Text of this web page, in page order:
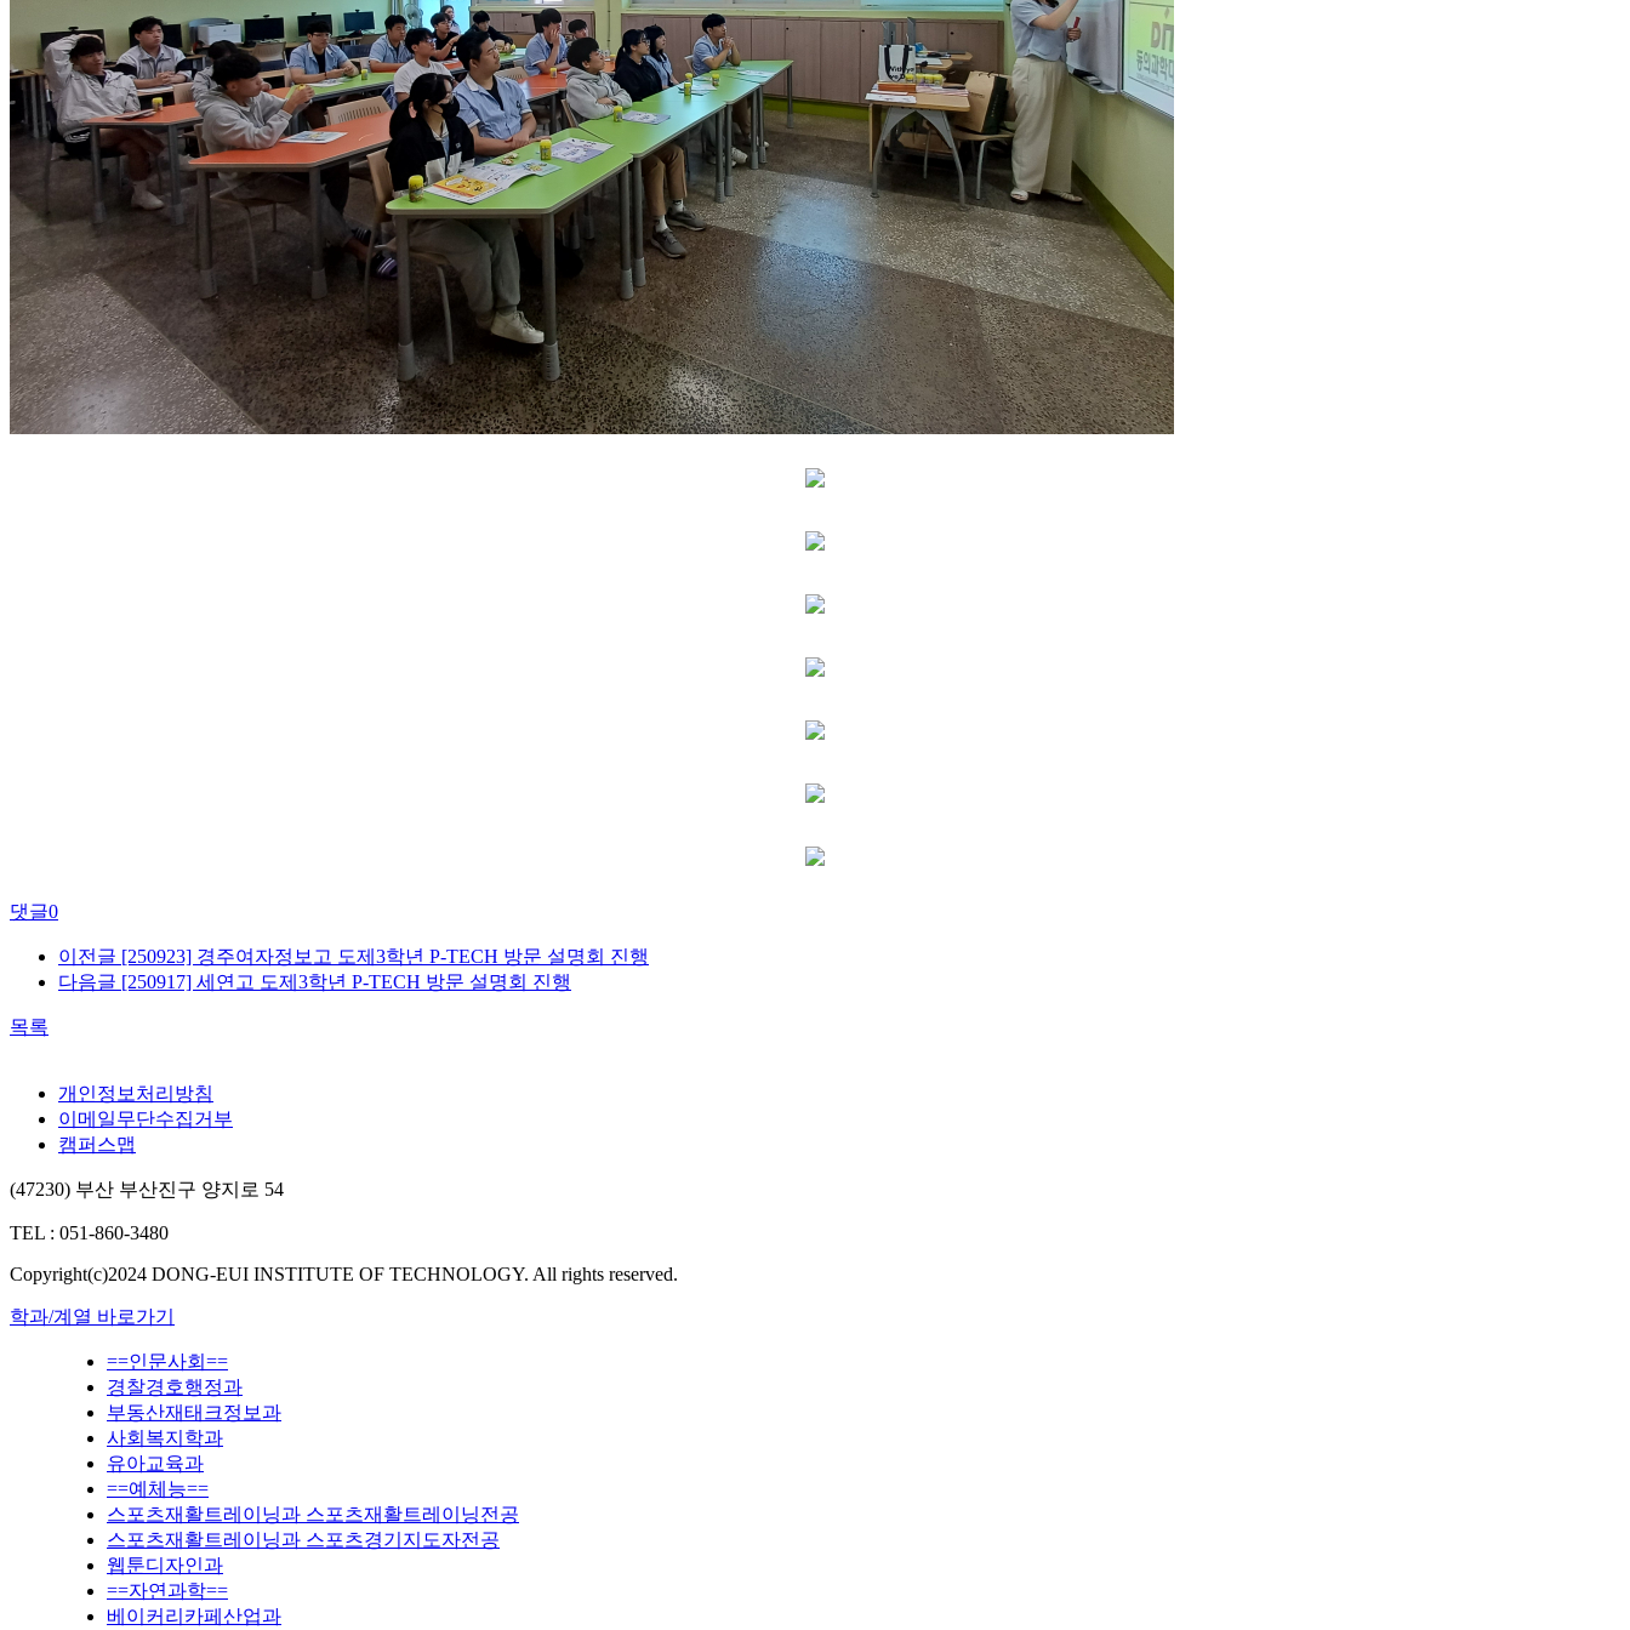
댓글0
이전글 [250923] 경주여자정보고 도제3학년 P-TECH 방문 설명회 진행
다음글 [250917] 세연고 도제3학년 P-TECH 방문 설명회 진행
목록
개인정보처리방침
이메일무단수집거부
캠퍼스맵
(47230) 부산 부산진구 양지로 54
TEL : 051-860-3480
Copyright(c)2024 DONG-EUI INSTITUTE OF TECHNOLOGY. All rights reserved.
학과/계열 바로가기
==인문사회==
경찰경호행정과
부동산재태크정보과
사회복지학과
유아교육과
==예체능==
스포츠재활트레이닝과 스포츠재활트레이닝전공
스포츠재활트레이닝과 스포츠경기지도자전공
웹툰디자인과
==자연과학==
베이커리카페산업과